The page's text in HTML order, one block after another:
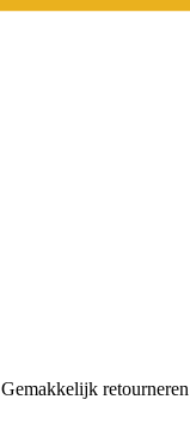
Gemakkelijk retourneren